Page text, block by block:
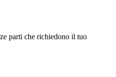
parti che richiedono il tuo